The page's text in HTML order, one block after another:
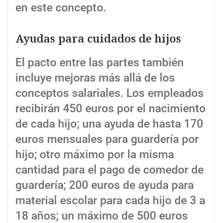
en este concepto.
Ayudas para cuidados de hijos
El pacto entre las partes también
incluye mejoras más allá de los
conceptos salariales. Los empleados
recibirán 450 euros por el nacimiento
de cada hijo; una ayuda de hasta 170
euros mensuales para guardería por
hijo; otro máximo por la misma
cantidad para el pago de comedor de
guardería; 200 euros de ayuda para
material escolar para cada hijo de 3 a
18 años; un máximo de 500 euros